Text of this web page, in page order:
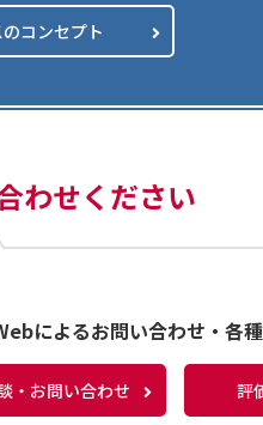
コンセプト
わせください
によるお問い合わせ・各
・お問い合わせ 評